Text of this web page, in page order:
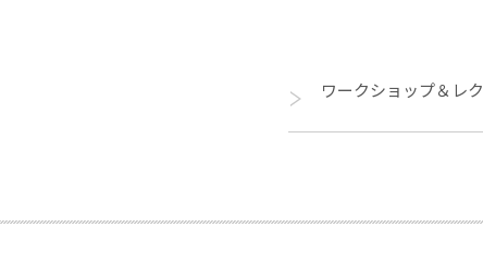
ワークショップ＆レ